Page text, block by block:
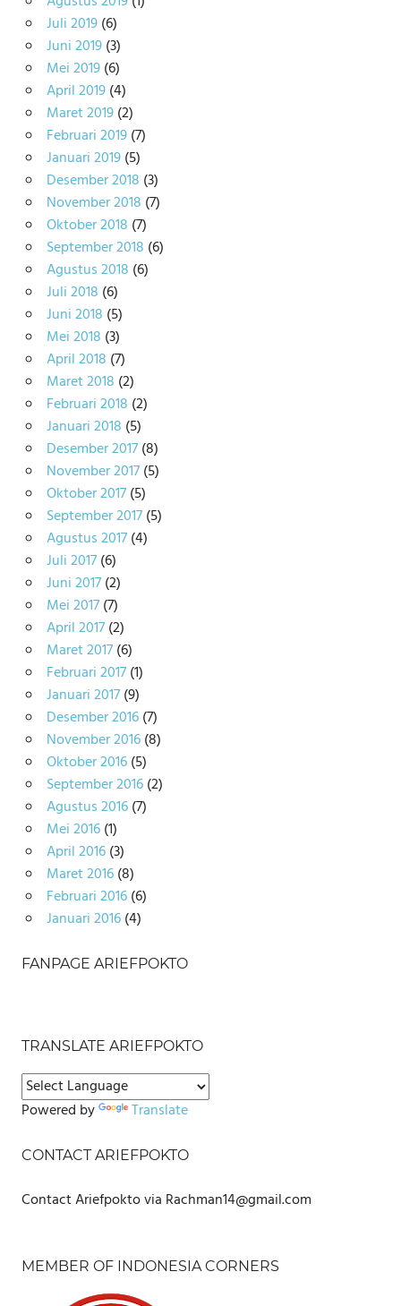
Juli 2019(6)
Juni 2019(3)
Mei 2019(6)
April 2019(4)
Maret 2019(2)
Februari 2019(7)
Januari 2019(5)
Desember 2018 (3)
November 2018 (7)
Oktober 2018 (7)
September 2018 (6)
Agustus 2018 (6)
Juli 2018 (6)
Juni 2018 (5)
Mei 2018 (3)
April 2018 (7)
Maret 2018 (2)
Februari 2018 (2)
Januari 2018 (5)
Desember 2017(8)
November 2017(5)
Oktober 2017(5)
September 2017(5)
Agustus 2017(4)
Juli 2017(6)
Juni 2017(2)
Mei 2017(7)
April 2017(2)
Maret 2017(6)
Februari 2017(1)
Januari 2017(9)
Desember 2016(7)
November 2016(8)
Oktober 2016(5)
September 2016(2)
Agustus 2016(7)
Mei 2016(1)
April 2016(3)
Maret 2016(8)
Februari 2016(6)
Januari 2016(4)
FANPAGE ARIEFPOKTO
TRANSLATE ARIEFPOKTO
Powered by Translate
CONTACT ARIEFPOKTO
Contact Ariefpokto via Rachman14@gmail.com
MEMBER OF INDONESIA CORNERS